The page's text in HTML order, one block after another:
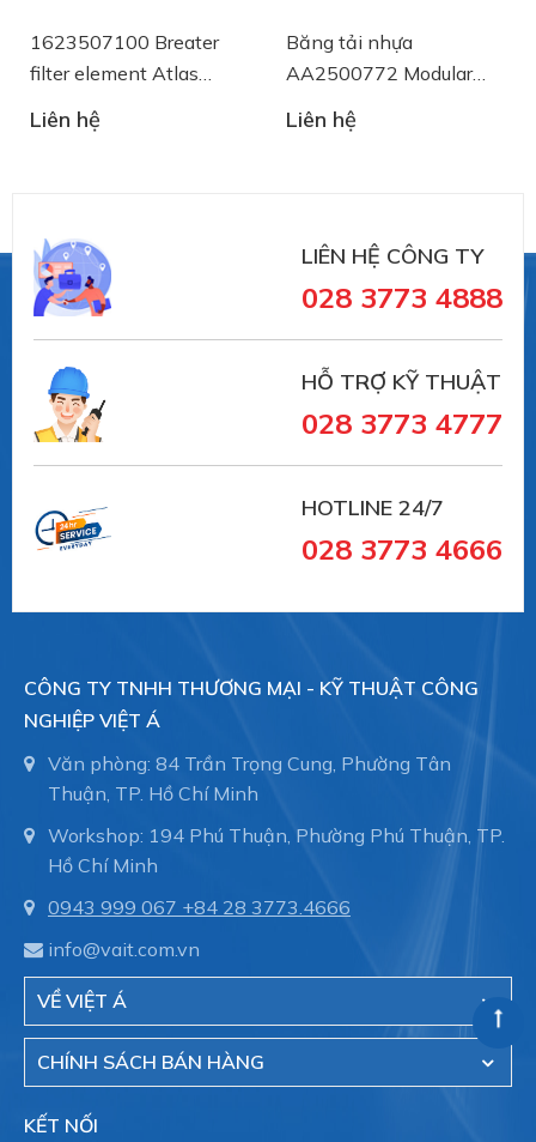
1623507100 Breater
filter element Atlas
Liên hệ
Băng tải nhựa
AA2500772 Modular
Belt System Plast
Liên hệ
LIÊN HỆ CÔNG TY
028 3773 4888
HỖ TRỢ KỸ THUẬT
028 3773 4777
HOTLINE 24/7
028 3773 4666
CÔNG TY TNHH THƯƠNG MẠI - KỸ THUẬT CÔNG
NGHIỆP VIỆT Á
Văn phòng: 84 Trần Trọng Cung, Phường Tân
Thuận, TP. Hồ Chí Minh
Workshop: 194 Phú Thuận, Phường Phú Thuận, TP.
Hồ Chí Minh
0943 999 067 +84 28 3773.4666
info@vait.com.vn
VỀ VIỆT Á
CHÍNH SÁCH BÁN HÀNG
KẾT NỐI